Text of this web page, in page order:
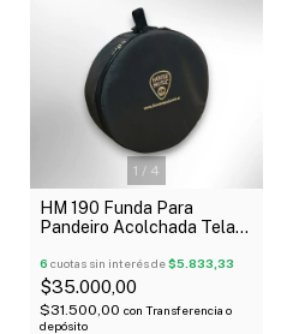
1 / 4
HM 190 Funda Para
Pandeiro Acolchada Tela
6 cuotas sin interés de$5.833,33
$35.000,00
$31.500,00 con Transferencia o
depósito